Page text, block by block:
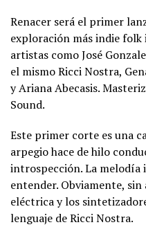
Renacer será el primer
exploración más indie
artistas como José
el mismo Ricci Nostra,
y Ariana Abecasis.
Sound.
Este primer corte es una
arpegio hace de hilo
introspección. La melodía
entender. Obviamente,
eléctrica y los
lenguaje de Ricci Nostra.